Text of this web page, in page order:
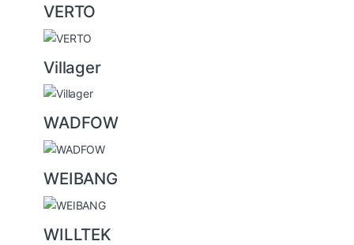
VERTO
Villager
WADFOW
WEIBANG
WILLTEK